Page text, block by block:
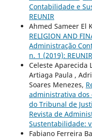
Contabilidade e
REUNIR
Ahmed Sameer El
RELIGION AND
Administração
n. 1 (2019): REUNIR
Celeste Aparecida
Artiaga Paula ,
Soares Menezes,
administrativa
do Tribunal de
Revista de
Sustentabilidade:
Fabiano Ferreira